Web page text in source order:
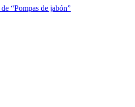
“Pompas de jabón”